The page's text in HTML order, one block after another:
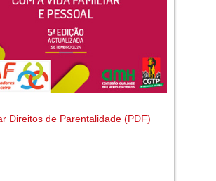
Direitos de Parentalidade (PDF)